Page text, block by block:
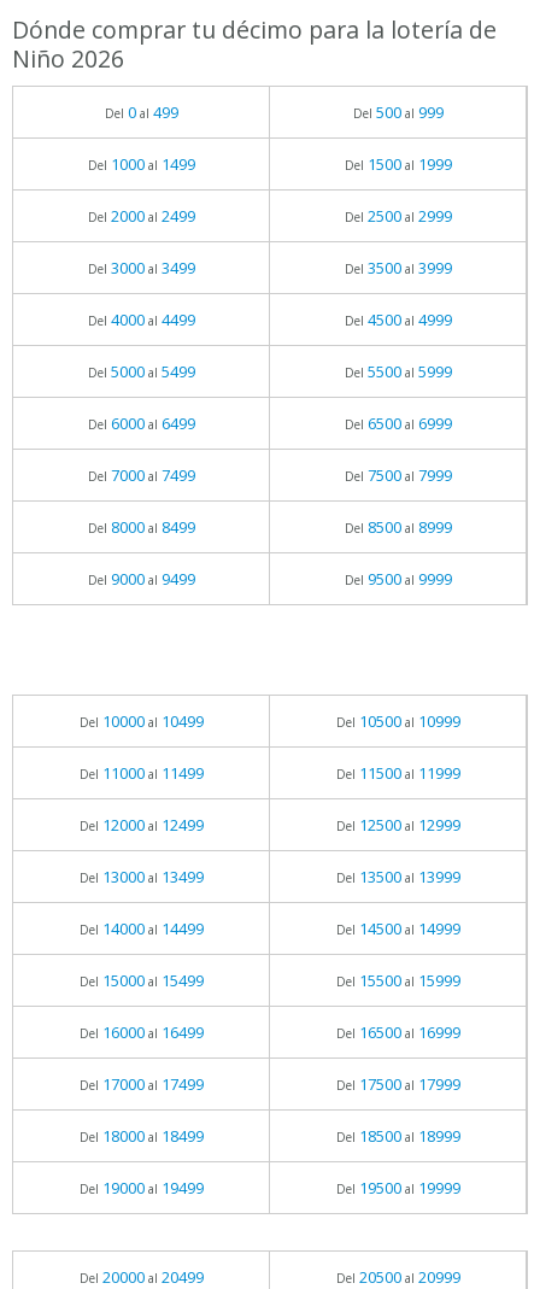
Dónde comprar tu décimo para la lotería de
Niño 2026
Del 0al 499 Del 500al 999
Del 1000al 1499 Del 1500al 1999
Del 2000al 2499 Del 2500al 2999
Del 3000al 3499 Del 3500al 3999
Del 4000al 4499 Del 4500al 4999
Del 5000al 5499 Del 5500al 5999
Del 6000al 6499 Del 6500al 6999
Del 7000al 7499 Del 7500al 7999
Del 8000al 8499 Del 8500al 8999
Del 9000al 9499 Del 9500al 9999
Del 10000al 10499 Del 10500al 10999
Del 11000al 11499 Del 11500al 11999
Del 12000al 12499 Del 12500al 12999
Del 13000al 13499 Del 13500al 13999
Del 14000al 14499 Del 14500al 14999
Del 15000al 15499 Del 15500al 15999
Del 16000al 16499 Del 16500al 16999
Del 17000al 17499 Del 17500al 17999
Del 18000al 18499 Del 18500al 18999
Del 19000al 19499 Del 19500al 19999
Del 20000al 20499 Del 20500al 20999